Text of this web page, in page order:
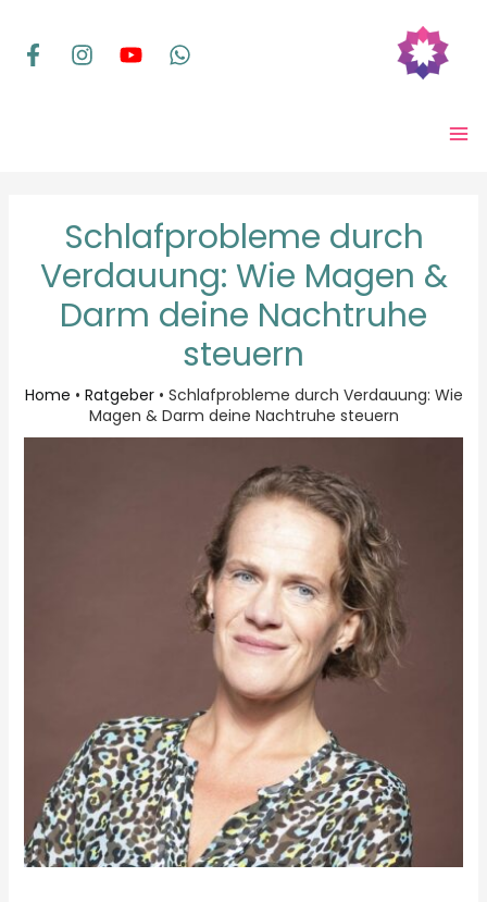
Inhalt
springen
Schlafprobleme durch
Verdauung: Wie Magen &
Darm deine Nachtruhe
steuern
Home • Ratgeber• Schlafprobleme durch Verdauung: Wie
Magen & Darm deine Nachtruhe steuern